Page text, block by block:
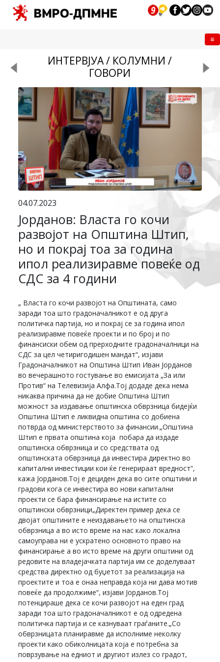
ИНТЕРВЈУА / КОЛУМНИ /
ГОВОРИ
04.07.2023
Јорданов: Власта го кочи
развојот на Општина Штип,
но и покрај тоа за година
ипол реализиравме повеќе од
СДС за 4 години
„ Власта го кочи развојот на Општината, само
заради тоа што градоначалникот е од друга
политичка партија, но и покрај се за година ипол
реализиравме повеќе проекти и по број и по
финансиски обем од прерходните градоначалници на
СДС за цел четиригодишен мандат“, изјави
Градоначалникот на Општина Штип Иван Јорданов
во вечерашното гостување во емисијата „За или
Против“ на Телевизија Алфа.Тој додаде дека нема
никаква причина да не добие Општина Штип
можност за издавање општинска обврзница бидејќи
Општина Штип е ликвидна општина со добиена
потврда од министерството за финансии.„Општина
Штип е првата општина која побара да издаде
општинска обврзница и со средствата од
општинската обврзница да инвестира директно во
капитални инвестиции кои ќе генерираат вредност“,
кажа Јорданов.Тој е дециден дека во сите општини и
градови кога се инвестира во нови капитални
проекти се бара финансирање на истите со
општински обврзници„Директен пример дека се
двојат општините е неиздавањето на општинска
обврзница а во исто време на нас како локална
самоуправа ни е ускратено основното право на
финансирање а во исто време на други општини од
редовите на владејачката партија им се доделуваат
средства директно од буџетот за реализација на
проектите и тоа е онаа неправда која ни дава мотив
повеќе да продолжиме“, изјави Јорданов.Тој
потенцираше дека се кочи развојот на еден град
заради тоа што градоначалникот е од одредена
политичка партија и се казнуваат граѓаните.„Со
обврзницата планиравме да исполниме неколку
проекти како обиколницата која е потребна за
поврзување на едниот и другиот излез со градот,